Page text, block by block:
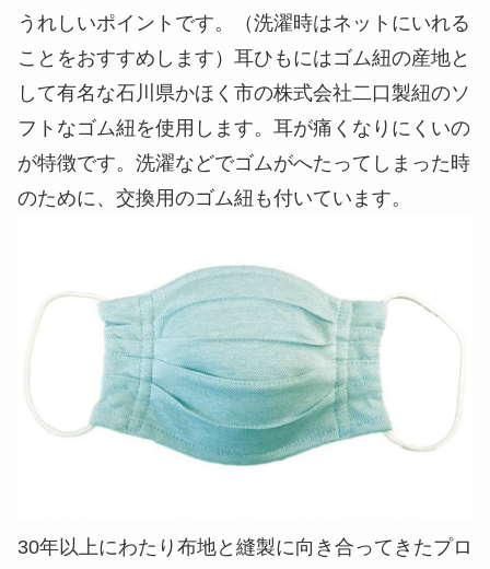
うれしいポイントです。（洗濯時はネットにいれる
ことをおすすめします）耳ひもにはゴム紐の産地と
して有名な石川県かほく市の株式会社二口製紐のソ
フトなゴム紐を使用します。耳が痛くなりにくいの
が特徴です。洗濯などでゴムがへたってしまった時
のために、交換用のゴム紐も付いています。
30年以上にわたり布地と縫製に向き合ってきたプロ